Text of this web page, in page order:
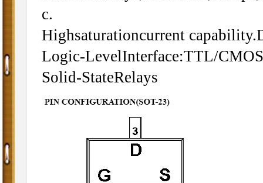
c.
Highsaturationcurrent
Logic-LevelInterface:TTL/
Solid-StateRelays